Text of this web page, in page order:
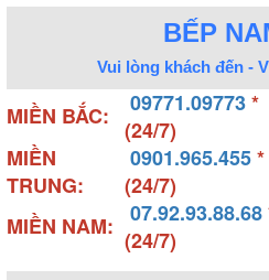
BẾP
Vui lòng khách đến -
MIỀN BẮC: 09771.09773*
(24/7)
MIỀN
TRUNG:
0901.965.455*
(24/7)
MIỀN NAM:
07.92.93.88.68
(24/7)